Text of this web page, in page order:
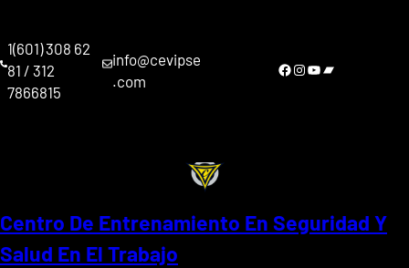
contenido
1(601) 308 62
81 / 312
7866815
info@cevipse
.com
Facebook Instagram YouTube Bandcamp
Centro De Entrenamiento En Seguridad Y
Salud En El Trabajo